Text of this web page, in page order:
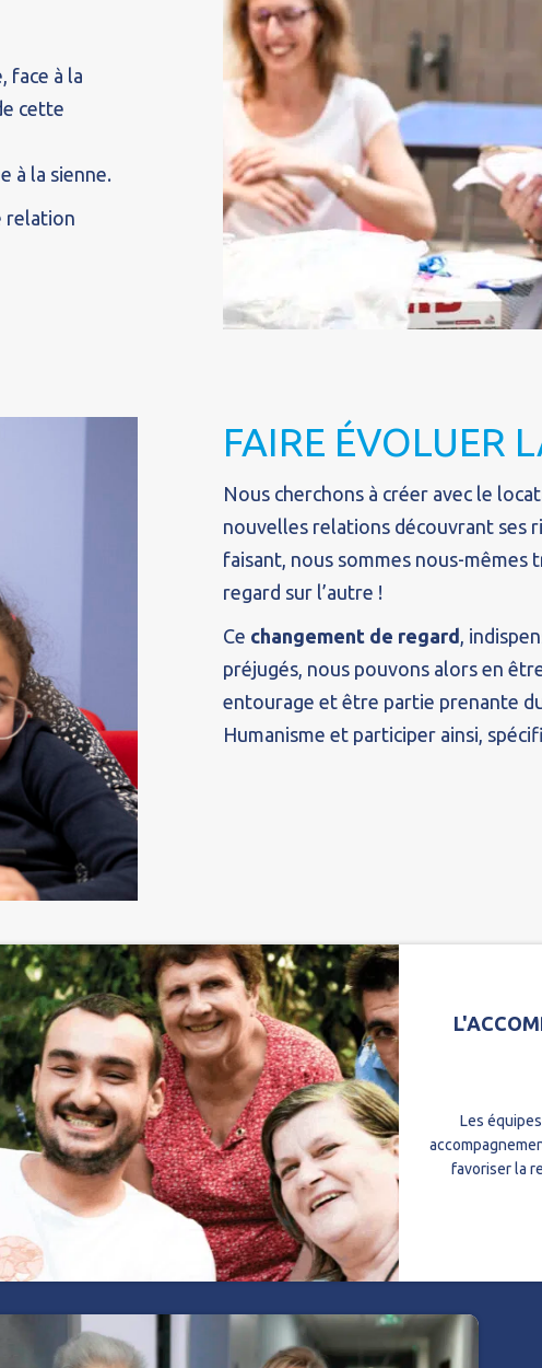
face à la
cette
à la sienne.
relation
FAIRE ÉVOLUER
Nous cherchons à créer avec le
nouvelles relations découvrant ses
faisant, nous sommes nous-
regard sur l’autre !
Ce changement de regard ,
préjugés, nous pouvons alors en
entourage et être partie prenante
Humanisme et participer ainsi,
Les
favoriser la